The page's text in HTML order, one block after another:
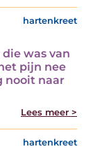
hartenkreet
was van
pijn nee
nooit naar
Lees meer >
hartenkreet